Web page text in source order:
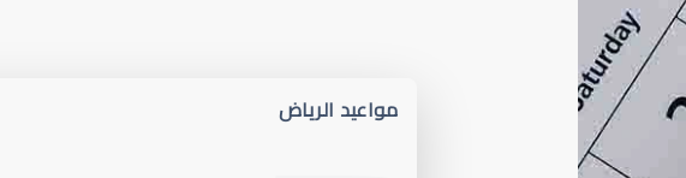
مواعيد الرياض